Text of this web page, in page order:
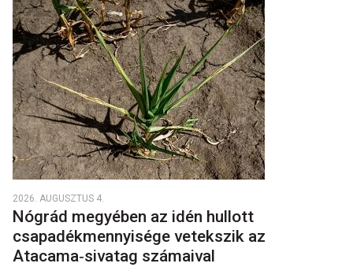
2026. AUGUSZTUS 4.
Nógrád megyében az idén hullott
csapadékmennyisége vetekszik az
Atacama‑sivatag számaival